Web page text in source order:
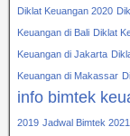
Diklat Keuangan 2020
Keuangan di Bali Diklat
Keuangan di Jakarta
Keuangan di Makassar
info bimtek
2019 Jadwal Bimtek 2021